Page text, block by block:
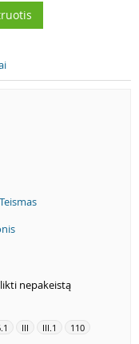
nepakeistą
III III.1
110